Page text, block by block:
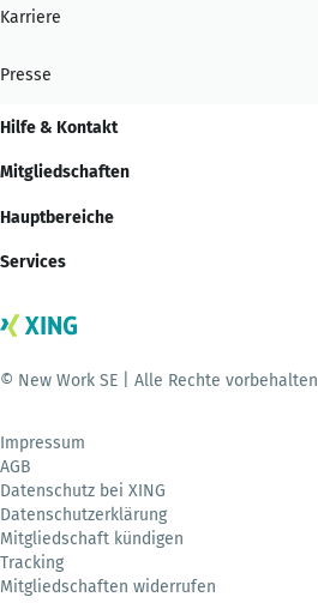
Karriere
Presse
Hilfe & Kontakt
Mitgliedschaften
Hauptbereiche
Services
© New Work SE | Alle Rechte vorbehalten
Impressum
AGB
Datenschutz bei XING
Datenschutzerklärung
Mitgliedschaft kündigen
Tracking
Mitgliedschaften widerrufen